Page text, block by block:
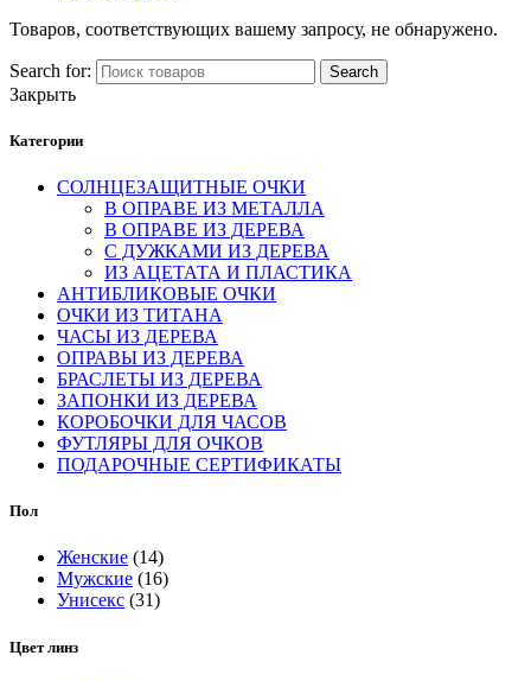
Товаров, соответствующих вашему запросу, не обнаружено.
Search for: Search
Закрыть
Категории
СОЛНЦЕЗАЩИТНЫЕ ОЧКИ
В ОПРАВЕ ИЗ МЕТАЛЛА
В ОПРАВЕ ИЗ ДЕРЕВА
С ДУЖКАМИ ИЗ ДЕРЕВА
ИЗ АЦЕТАТА И ПЛАСТИКА
АНТИБЛИКОВЫЕ ОЧКИ
ОЧКИ ИЗ ТИТАНА
ЧАСЫ ИЗ ДЕРЕВА
ОПРАВЫ ИЗ ДЕРЕВА
БРАСЛЕТЫ ИЗ ДЕРЕВА
ЗАПОНКИ ИЗ ДЕРЕВА
КОРОБОЧКИ ДЛЯ ЧАСОВ
ФУТЛЯРЫ ДЛЯ ОЧКОВ
ПОДАРОЧНЫЕ СЕРТИФИКАТЫ
Пол
Женские (14)
Мужские (16)
Унисекс (31)
Цвет линз